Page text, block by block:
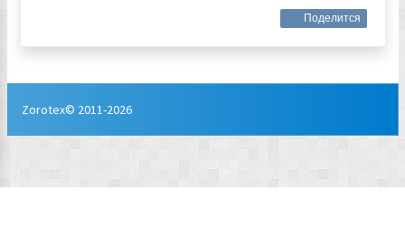
Поделится
Zorotex© 2011-2026